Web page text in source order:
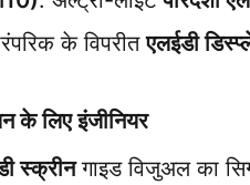
के विपरीत एलईडी
के लिए इंजीनियर
स्क्रीन गाइड विजुअल का